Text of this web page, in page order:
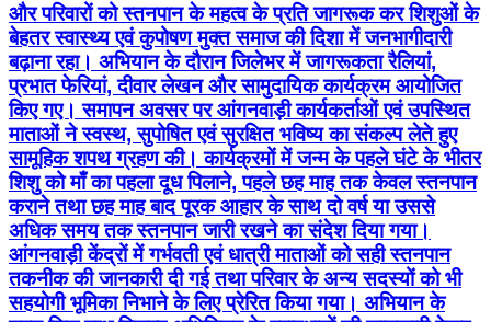
और परिवारों को स्तनपान के महत्व के प्रति जागरूक कर शिशुओं के
बेहतर स्वास्थ्य एवं कुपोषण मुक्त समाज की दिशा में जनभागीदारी
बढ़ाना रहा। अभियान के दौरान जिलेभर में जागरूकता रैलियां,
प्रभात फेरियां, दीवार लेखन और सामुदायिक कार्यक्रम आयोजित
किए गए। समापन अवसर पर आंगनवाड़ी कार्यकर्ताओं एवं उपस्थित
माताओं ने स्वस्थ, सुपोषित एवं सुरक्षित भविष्य का संकल्प लेते हुए
सामूहिक शपथ ग्रहण की। कार्यक्रमों में जन्म के पहले घंटे के भीतर
शिशु को माँ का पहला दूध पिलाने, पहले छह माह तक केवल स्तनपान
कराने तथा छह माह बाद पूरक आहार के साथ दो वर्ष या उससे
अधिक समय तक स्तनपान जारी रखने का संदेश दिया गया।
आंगनवाड़ी केंद्रों में गर्भवती एवं धात्री माताओं को सही स्तनपान
तकनीक की जानकारी दी गई तथा परिवार के अन्य सदस्यों को भी
सहयोगी भूमिका निभाने के लिए प्रेरित किया गया। अभियान के